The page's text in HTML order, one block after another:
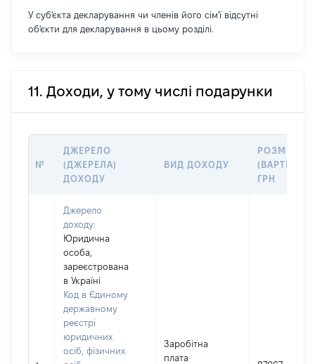
У суб'єкта декларування чи членів його сім'ї відсутні
об'єкти для декларування в цьому розділі.
11. Доходи, у тому числі подарунки
№
ДЖЕРЕЛО
(ДЖЕРЕЛА)
ДОХОДУ
ВИД ДОХОДУ
РОЗМІР
(ВАРТІСТЬ),
ГРН
Джерело
доходу:
Юридична
особа,
зареєстрована
в Україні
Код в Єдиному
державному
реєстрі
юридичних
осіб, фізичних
Заробітна
плата